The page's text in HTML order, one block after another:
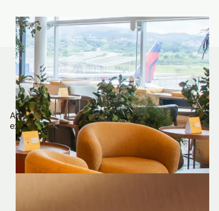
Quem é Nomad tem
muito mais
Aproveite todos os benefícios e vantagens
exclusivas da sua Conta Internacional